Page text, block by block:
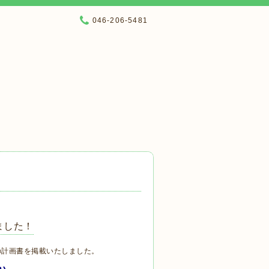
046-206-5481
た！
画書を掲載いたしました。